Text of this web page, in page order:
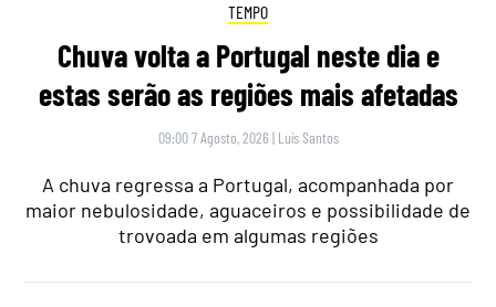
TEMPO
Chuva volta a Portugal neste dia e
estas serão as regiões mais afetadas
09:00 7 Agosto, 2026 | Luís Santos
A chuva regressa a Portugal, acompanhada por
maior nebulosidade, aguaceiros e possibilidade de
trovoada em algumas regiões